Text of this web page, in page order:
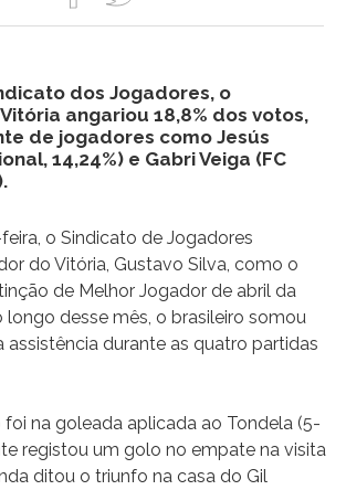
dos Jogadores, o
angariou 18,8% dos votos,
de jogadores como Jesús
14,24%) e Gabri Veiga (FC
o Sindicato de Jogadores
do Vitória, Gustavo Silva, como o
de Melhor Jogador de abril da
longo desse mês, o brasileiro somou
assistência durante as quatro partidas
na goleada aplicada ao Tondela (5-
registou um golo no empate na visita
ditou o triunfo na casa do Gil